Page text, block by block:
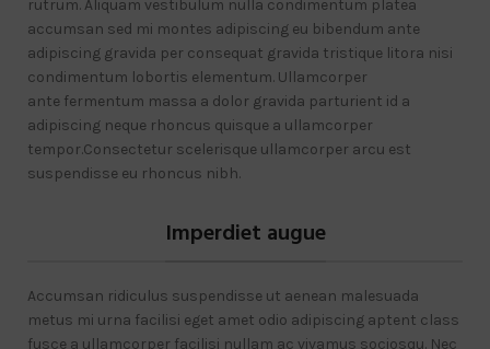
rutrum. Aliquam vestibulum nulla condimentum platea
accumsan sed mi montes adipiscing eu bibendum ante
adipiscing gravida per consequat gravida tristique litora nisi
condimentum lobortis elementum. Ullamcorper
ante fermentum massa a dolor gravida parturient id a
adipiscing neque rhoncus quisque a ullamcorper
tempor.Consectetur scelerisque ullamcorper arcu est
suspendisse eu rhoncus nibh.
Imperdiet augue
Accumsan ridiculus suspendisse ut aenean malesuada
metus mi urna facilisi eget amet odio adipiscing aptent class
fusce a ullamcorper facilisi nullam ac vivamus sociosqu. Nec